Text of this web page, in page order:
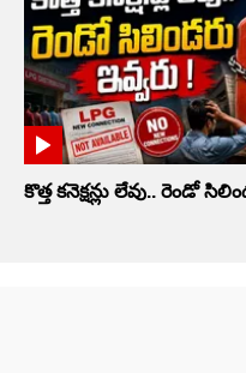
కొత్త కనెక్షన్లు లేవు.. రెండో